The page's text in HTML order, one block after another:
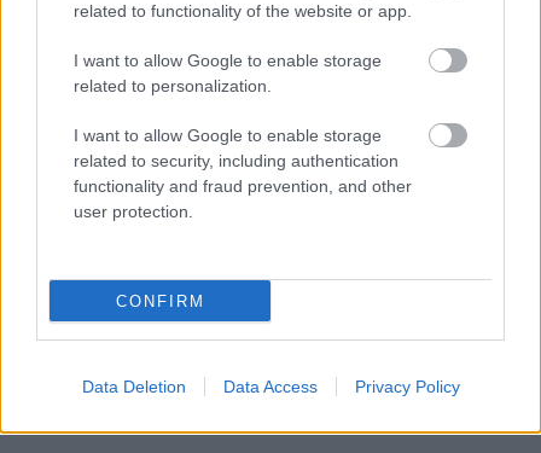
related to functionality of the website or app.
I want to allow Google to enable storage
related to personalization.
I want to allow Google to enable storage
related to security, including authentication
functionality and fraud prevention, and other
user protection.
CONFIRM
Data Deletion Data Access Privacy Policy